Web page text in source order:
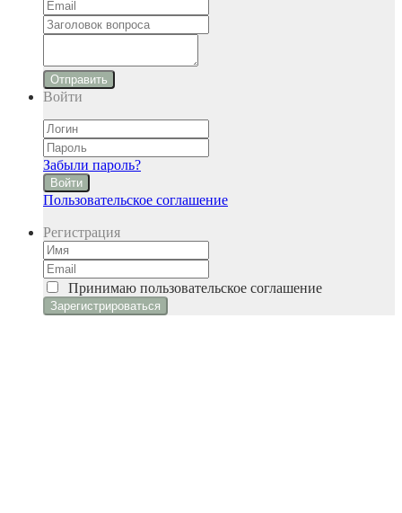
Отправить
Войти
Забыли пароль?
Войти
Пользовательское соглашение
Регистрация
Принимаю пользовательское соглашение